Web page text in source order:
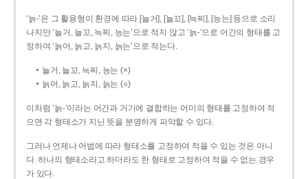
‘늙-’은 그 활용형이 환경에 따라 [늘거], [늘꼬], [늑찌], [능는] 등으로 소리
나지만 ‘늘거, 늘꼬, 늑찌, 능는’으로 적지 않고 ‘늙-’으로 어간의 형태를 고
정하여 ‘늙어, 늙고, 늙지, 늙는’으로 적는다.
늘거, 늘꼬, 늑찌, 능는 (×)
늙어, 늙고, 늙지, 늙는 (○)
이처럼 ‘늙-­’이라는 어간과 거기에 결합하는 어미의 형태를 고정하여 적
으면 각 형태소가 지닌 뜻을 분명하게 파악할 수 있다.
그러나 언제나 어법에 따라 형태소를 고정하여 적을 수 있는 것은 아니
다. 하나의 형태소라고 하더라도 한 형태로 고정하여 적을 수 없는 경우
가 있다.